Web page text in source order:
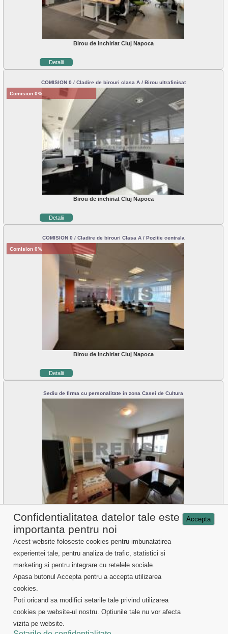
Birou de inchiriat Cluj Napoca
Detalii
COMISION 0 / Cladire de birouri clasa A / Birou ultrafinisat
Comision 0%
Birou de inchiriat Cluj Napoca
Detalii
COMISION 0 / Cladire de birouri Clasa A / Pozitie centrala
Comision 0%
Birou de inchiriat Cluj Napoca
Detalii
Sediu de firma cu personalitate in zona Casei de Cultura
Detalii
Vanzari proprietati Cluj
Inchirieri proprietati Cluj
Servicii imobiliare
Despre noi
Informatii utile
Confidentialitatea datelor tale este
importanta pentru noi
Acest website foloseste cookies pentru imbunatatirea
experientei tale, pentru analiza de trafic, statistici si
marketing si pentru integrare cu retelele sociale.
Apasa butonul Accepta pentru a accepta utilizarea
cookies.
Poti oricand sa modifici setarile tale privind utilizarea
cookies pe website-ul nostru. Optiunile tale nu vor afecta
vizita pe website.
Accepta